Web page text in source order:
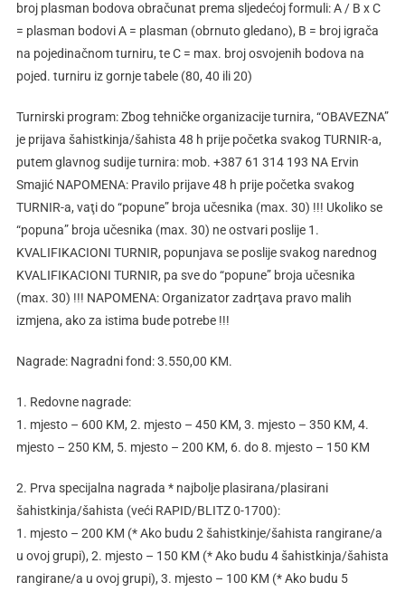
broj plasman bodova obračunat prema sljedećoj formuli: A / B x C
= plasman bodovi A = plasman (obrnuto gledano), B = broj igrača
na pojedinačnom turniru, te C = max. broj osvojenih bodova na
pojed. turniru iz gornje tabele (80, 40 ili 20)
Turnirski program: Zbog tehničke organizacije turnira, “OBAVEZNA”
je prijava šahistkinja/šahista 48 h prije početka svakog TURNIR-a,
putem glavnog sudije turnira: mob. +387 61 314 193 NA Ervin
Smajić NAPOMENA: Pravilo prijave 48 h prije početka svakog
TURNIR-a, vaţi do “popune” broja učesnika (max. 30) !!! Ukoliko se
“popuna” broja učesnika (max. 30) ne ostvari poslije 1.
KVALIFIKACIONI TURNIR, popunjava se poslije svakog narednog
KVALIFIKACIONI TURNIR, pa sve do “popune” broja učesnika
(max. 30) !!! NAPOMENA: Organizator zadrţava pravo malih
izmjena, ako za istima bude potrebe !!!
Nagrade: Nagradni fond: 3.550,00 KM.
1. Redovne nagrade:
1. mjesto – 600 KM, 2. mjesto – 450 KM, 3. mjesto – 350 KM, 4.
mjesto – 250 KM, 5. mjesto – 200 KM, 6. do 8. mjesto – 150 KM
2. Prva specijalna nagrada * najbolje plasirana/plasirani
šahistkinja/šahista (veći RAPID/BLITZ 0-1700):
1. mjesto – 200 KM (* Ako budu 2 šahistkinje/šahista rangirane/a
u ovoj grupi), 2. mjesto – 150 KM (* Ako budu 4 šahistkinja/šahista
rangirane/a u ovoj grupi), 3. mjesto – 100 KM (* Ako budu 5